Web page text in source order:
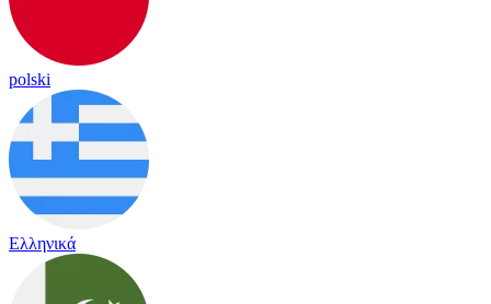
polski
Ελληνικά